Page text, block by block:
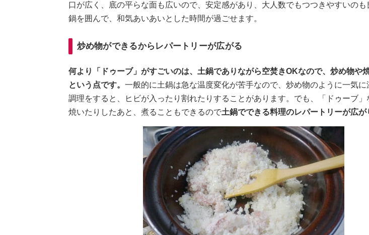
口が広く、底の平らな面も広いので、安定感があり、大人数でもつつきやすいのも
鍋を囲んで、和気あいあいとした時間が過ごせます。
炒め物ができるからレパートリーが広がる
何より「ドゥーブ」がすごいのは、土鍋でありながら空焚きOKなので、炒め物や
という点です。 一般的に土鍋は急な温度変化が苦手なので、炒め物のように一気に
調理をすると、ヒビが入ったり割れたりすることがあります。でも、「ドゥーブ」
焼いたりしたあと、煮ることもできるので土鍋でできる料理のレパートリーが広が